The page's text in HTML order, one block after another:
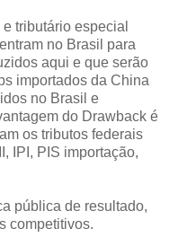
tributário especial
no Brasil para
aqui e que serão
importados da China
no Brasil e
do Drawback é
os tributos federais
IPI, PIS importação,
pública de resultado,
competitivos.